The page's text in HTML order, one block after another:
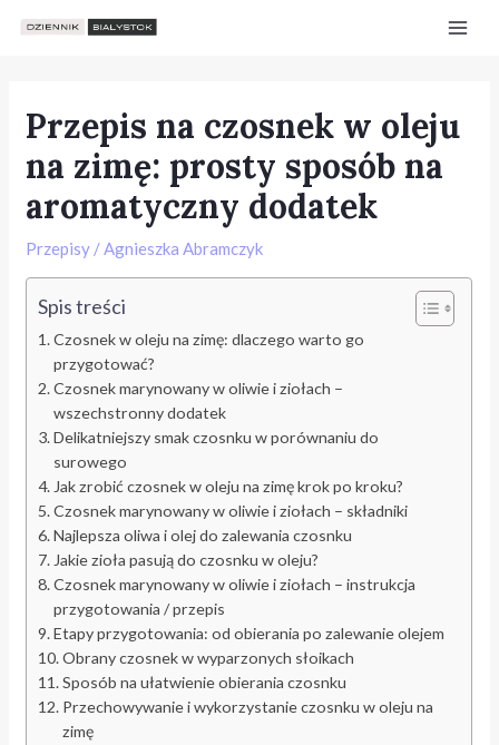
Main
Przepis na czosnek w oleju
na zimę: prosty sposób na
aromatyczny dodatek
Przepisy /Agnieszka Abramczyk
Spis treści
Czosnek w oleju na zimę: dlaczego warto go
przygotować?
Czosnek marynowany w oliwie i ziołach –
wszechstronny dodatek
Delikatniejszy smak czosnku w porównaniu do
surowego
Jak zrobić czosnek w oleju na zimę krok po kroku?
Czosnek marynowany w oliwie i ziołach – składniki
Najlepsza oliwa i olej do zalewania czosnku
Jakie zioła pasują do czosnku w oleju?
Czosnek marynowany w oliwie i ziołach – instrukcja
przygotowania / przepis
Etapy przygotowania: od obierania po zalewanie olejem
Obrany czosnek w wyparzonych słoikach
Sposób na ułatwienie obierania czosnku
Przechowywanie i wykorzystanie czosnku w oleju na
zimę